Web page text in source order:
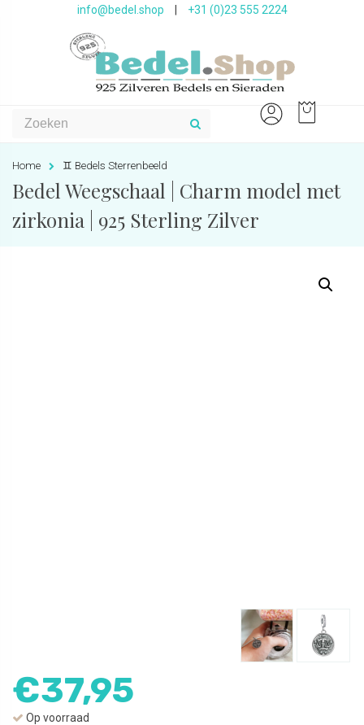
info@bedel.shop +31 (0)23 555 2224
Home ♊️ Bedels Sterrenbeeld
Bedel Weegschaal | Charm model met
zirkonia | 925 Sterling Zilver
€37,95
Op voorraad